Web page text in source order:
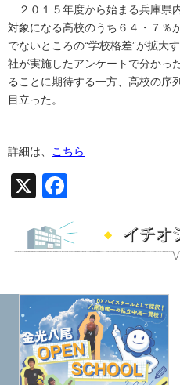
２０１５年度から始まる兵庫県
対象になる高校のうち６４・７％
でないところの“学校格差”が拡大
社が実施したアンケートで分かっ
ることに期待する一方、高校の序
目立った。
詳細は、 こちら
X